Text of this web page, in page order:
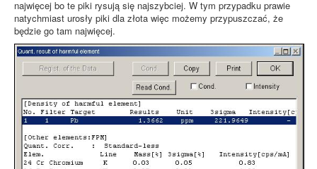
najwięcej bo te piki rysują się najszybciej. W tym przypadku prawie
natychmiast urosły piki dla złota więc możemy przypuszczać, że
będzie go tam najwięcej.